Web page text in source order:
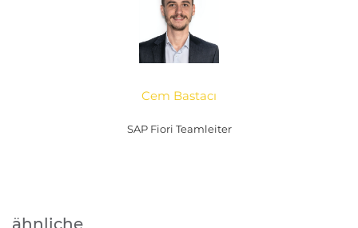
Cem Bastacı
SAP Fiori Teamleiter